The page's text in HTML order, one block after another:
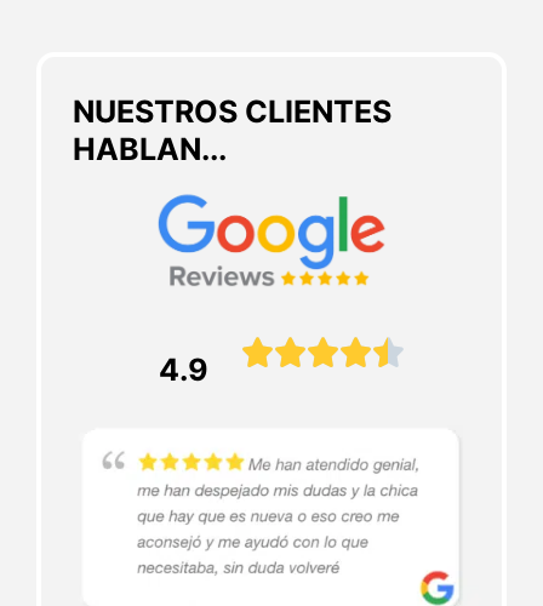
NUESTROS CLIENTES
HABLAN...
4.9 